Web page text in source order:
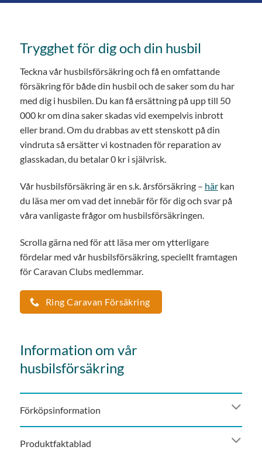
Trygghet för dig och din husbil
Teckna vår husbilsförsäkring och få en omfattande
försäkring för både din husbil och de saker som du har
med dig i husbilen. Du kan få ersättning på upp till 50
000 kr om dina saker skadas vid exempelvis inbrott
eller brand. Om du drabbas av ett stenskott på din
vindruta så ersätter vi kostnaden för reparation av
glasskadan, du betalar 0 kr i självrisk.
Vår husbilsförsäkring är en s.k. årsförsäkring – härkan
du läsa mer om vad det innebär för för dig och svar på
våra vanligaste frågor om husbilsförsäkringen.
Scrolla gärna ned för att läsa mer om ytterligare
fördelar med vår husbilsförsäkring, speciellt framtagen
för Caravan Clubs medlemmar.
Ring Caravan Försäkring
Information om vår
husbilsförsäkring
Förköpsinformation
Produktfaktablad